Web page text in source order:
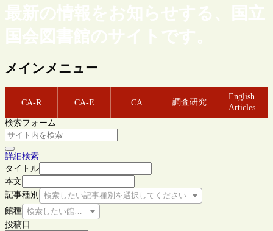
最新の情報をお知らせする、国立
国会図書館のサイトです。
メインメニュー
CA-R CA-E CA 調査研究
English
Articles
検索フォーム
詳細検索
タイトル
本文
記事種別
検索したい記事種別を選択してください
館種 検索したい館種を選択してください
投稿日